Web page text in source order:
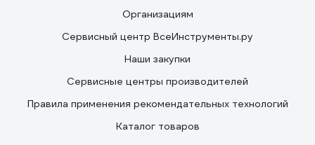
Организациям
Сервисный центр ВсеИнструменты.ру
Наши закупки
Сервисные центры производителей
Правила применения рекомендательных технологий
Каталог товаров